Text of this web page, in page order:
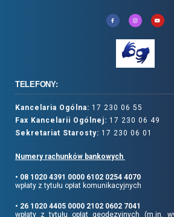
TELEFONY:
Kancelaria Ogólna: 17 230 06 55
Fax Kancelarii Ogólnej: 17 230 06 49
Sekretariat Starosty: 17 230 06 01
Numery rachunków bankowych
• 08 1020 4391 0000 6102 0254 4070
wpłaty z tytułu opłat komunikacyjnych
• 26 1020 4405 0000 2102 0602 7041
wpłaty z tytułu opłat geodezyjnych (m.in.